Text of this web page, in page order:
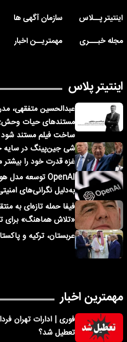
اینتیتر پــلاس
سازمان آگهی ها
مجله خبـــری
مهمتریــن اخبار
اینتیتر پلاس
عبدالحسین متفقهی،
مستندهای حیات وحش:
ساخت فیلم مستند شود
شی جین‌پینگ در سایه
غزه قدرت خود را بیشتر
به‌دلیل نگرانی‌های
فیفا حمله تازه‌ای به
«تلاش هماهنگ» برای
عربستان، ترکیه و
مهمترین اخبار
تعطیل شد؟